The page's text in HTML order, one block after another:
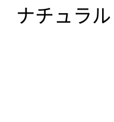
ナチュラル